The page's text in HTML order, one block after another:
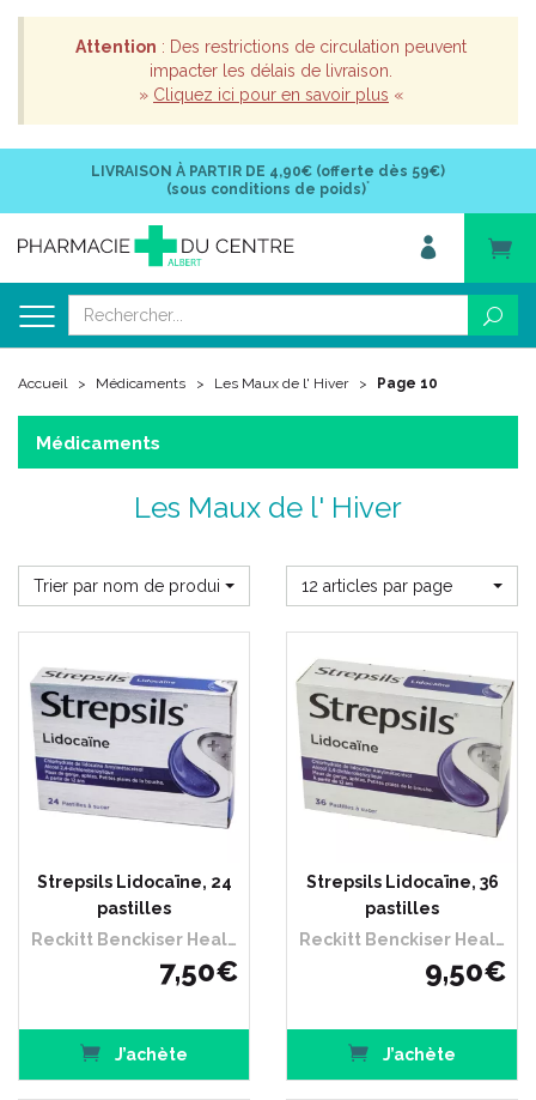
Attention : Des restrictions de circulation peuvent
impacter les délais de livraison.
» Cliquez ici pour en savoir plus «
LIVRAISON À PARTIR DE 4,90€ (offerte dès 59€)
(sous conditions de poids)*
Accueil Médicaments Les Maux de l' Hiver Page 10
Médicaments
Les Maux de l' Hiver
Trier par nom de produit 12 articles par page
Strepsils Lidocaïne, 24
pastilles
Reckitt Benckiser Healthcare France
7,50€
J’achète
Strepsils Lidocaïne, 36
pastilles
Reckitt Benckiser Healthcare France
9,50€
J’achète